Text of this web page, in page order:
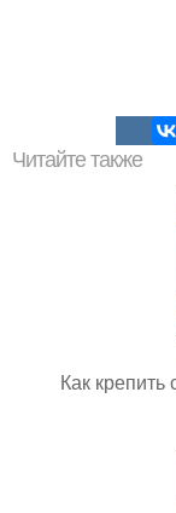
Читайте также
Как крепить